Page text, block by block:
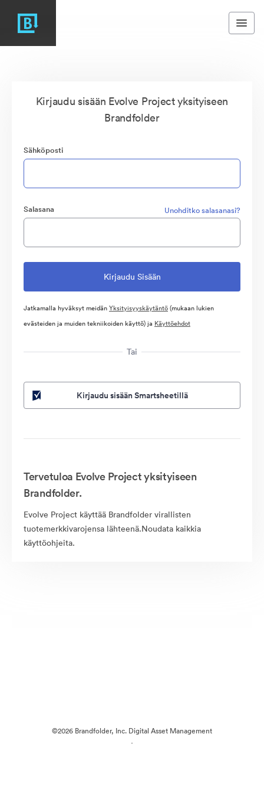
Kirjaudu sisään Evolve Project yksityiseen
Brandfolder
Sähköposti
Salasana Unohditko salasanasi?
Jatkamalla hyväksyt meidänYksityisyyskäytäntö(mukaan lukien
evästeiden ja muiden tekniikoiden käyttö) ja Käyttöehdot
Tai
Kirjaudu sisään Smartsheetillä
Tervetuloa Evolve Project yksityiseen
Brandfolder.
Evolve Project käyttää Brandfolder virallisten
tuotemerkkivarojensa lähteenä.Noudata kaikkia
käyttöohjeita.
©2026 Brandfolder, Inc. Digital Asset Management
·